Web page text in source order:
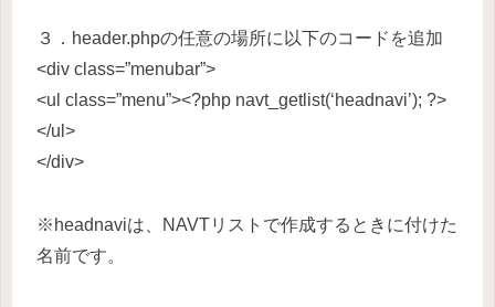
３．header.phpの任意の場所に以下のコードを追加
<div class=”menubar”>
<ul class=”menu”><?php navt_getlist(‘headnavi’); ?>
</ul>
</div>
※headnaviは、NAVTリストで作成するときに付けた
名前です。